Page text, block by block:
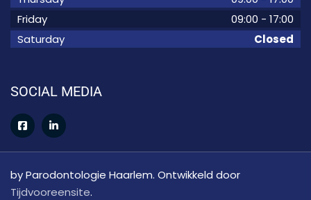
Friday
09:00 - 17:00
Saturday
Closed
SOCIAL MEDIA
by Parodontologie Haarlem. Ontwikkeld door
Tijdvooreensite.